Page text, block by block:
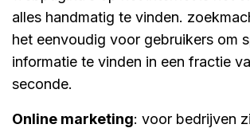
alles handmatig te vinden.
het eenvoudig voor gebruikers om
informatie te vinden in een fractie
seconde.
online marketing: voor bedrijven